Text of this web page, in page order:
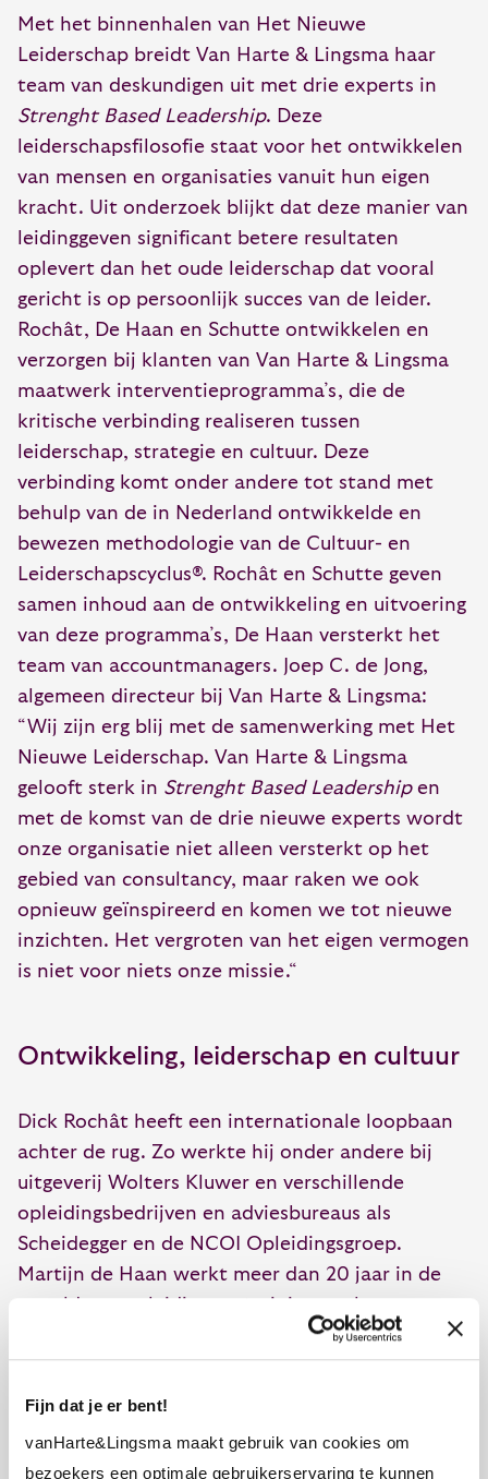
Fijn dat je er bent!
vanHarte&Lingsma maakt gebruik van cookies om
bezoekers een optimale gebruikerservaring te kunnen
Met het binnenhalen van Het Nieuwe
Leiderschap breidt Van Harte & Lingsma haar
team van deskundigen uit met drie experts in
Strenght Based Leadership. Deze
leiderschapsfilosofie staat voor het ontwikkelen
van mensen en organisaties vanuit hun eigen
kracht. Uit onderzoek blijkt dat deze manier van
leidinggeven significant betere resultaten
oplevert dan het oude leiderschap dat vooral
gericht is op persoonlijk succes van de leider.
Rochât, De Haan en Schutte ontwikkelen en
verzorgen bij klanten van Van Harte & Lingsma
maatwerk interventieprogramma’s, die de
kritische verbinding realiseren tussen
leiderschap, strategie en cultuur. Deze
verbinding komt onder andere tot stand met
behulp van de in Nederland ontwikkelde en
bewezen methodologie van de Cultuur- en
Leiderschapscyclus®. Rochât en Schutte geven
samen inhoud aan de ontwikkeling en uitvoering
van deze programma’s, De Haan versterkt het
team van accountmanagers. Joep C. de Jong,
algemeen directeur bij Van Harte & Lingsma:
“Wij zijn erg blij met de samenwerking met Het
Nieuwe Leiderschap. Van Harte & Lingsma
gelooft sterk in Strenght Based Leadershipen
met de komst van de drie nieuwe experts wordt
onze organisatie niet alleen versterkt op het
gebied van consultancy, maar raken we ook
opnieuw geïnspireerd en komen we tot nieuwe
inzichten. Het vergroten van het eigen vermogen
is niet voor niets onze missie.“
Ontwikkeling, leiderschap en cultuur
Dick Rochât heeft een internationale loopbaan
achter de rug. Zo werkte hij onder andere bij
uitgeverij Wolters Kluwer en verschillende
opleidingsbedrijven en adviesbureaus als
Scheidegger en de NCOI Opleidingsgroep.
Martijn de Haan werkt meer dan 20 jaar in de
wereld van opleiding en trainingen als
consultant bij onder andere ISBW en de NCOI
Opleidingsgroep. Ook heeft hij ervaring in de
HR-advieswereld. In deze hoedanigheid zette hij
organisaties. Geert Jurrie Schutte werkte als